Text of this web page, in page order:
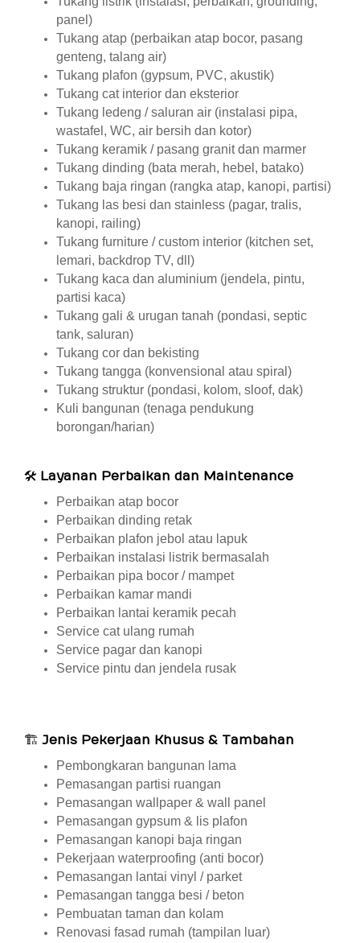
panel)
Tukang atap (perbaikan atap bocor, pasang
genteng, talang air)
Tukang plafon (gypsum, PVC, akustik)
Tukang cat interior dan eksterior
Tukang ledeng / saluran air (instalasi pipa,
wastafel, WC, air bersih dan kotor)
Tukang keramik / pasang granit dan marmer
Tukang dinding (bata merah, hebel, batako)
Tukang baja ringan (rangka atap, kanopi, partisi)
Tukang las besi dan stainless (pagar, tralis,
kanopi, railing)
Tukang furniture / custom interior (kitchen set,
lemari, backdrop TV, dll)
Tukang kaca dan aluminium (jendela, pintu,
partisi kaca)
Tukang gali & urugan tanah (pondasi, septic
tank, saluran)
Tukang cor dan bekisting
Tukang tangga (konvensional atau spiral)
Tukang struktur (pondasi, kolom, sloof, dak)
Kuli bangunan (tenaga pendukung
borongan/harian)
🛠 Layanan Perbaikan dan Maintenance
Perbaikan atap bocor
Perbaikan dinding retak
Perbaikan plafon jebol atau lapuk
Perbaikan instalasi listrik bermasalah
Perbaikan pipa bocor / mampet
Perbaikan kamar mandi
Perbaikan lantai keramik pecah
Service cat ulang rumah
Service pagar dan kanopi
Service pintu dan jendela rusak
🏗 Jenis Pekerjaan Khusus & Tambahan
Pembongkaran bangunan lama
Pemasangan partisi ruangan
Pemasangan wallpaper & wall panel
Pemasangan gypsum & lis plafon
Pemasangan kanopi baja ringan
Pekerjaan waterproofing (anti bocor)
Pemasangan lantai vinyl / parket
Pemasangan tangga besi / beton
Pembuatan taman dan kolam
Renovasi fasad rumah (tampilan luar)